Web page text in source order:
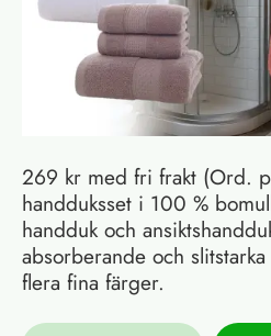
269 kr med fri frakt (Ord.
handduksset i 100 %
handduk och
absorberande och
flera fina färger.